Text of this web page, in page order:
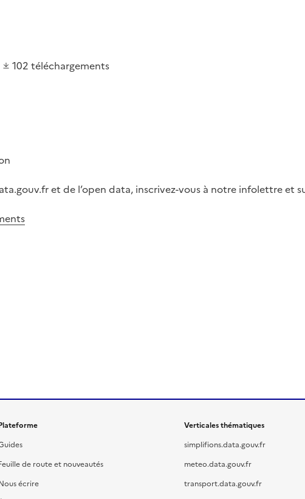
102 téléchargements
et de l’open data, inscrivez-vous à notre infolettre et
de route et nouveautés
écrire
Verticales thématiques
simplifions.data.gouv.fr
meteo.data.gouv.fr
transport.data.gouv.fr